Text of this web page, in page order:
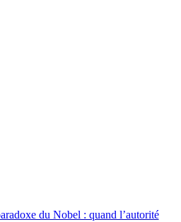
du Nobel : quand l’autorité